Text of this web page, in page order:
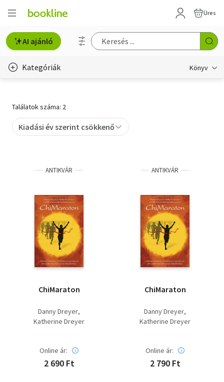
Üres
AI ajánló
Kategóriák Könyv
Gyermek- és ifjúsági
Művészet
Szakkönyv
Szótár, nyelvkönyv
Tankönyv, segédkönyv
Társadalomtudomány
Találatok száma: 2
Kiadási év szerint csökkenő
ANTIKVÁR
ChiMaraton
Danny Dreyer
Katherine Dreyer
Online ár:
2 690 Ft
ANTIKVÁR
ChiMaraton
Danny Dreyer
Katherine Dreyer
Online ár:
2 790 Ft